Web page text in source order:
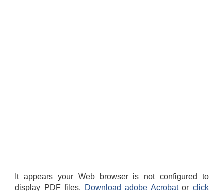
It appears your Web browser is not configured to
display PDF files.
Download adobe Acrobatorclick